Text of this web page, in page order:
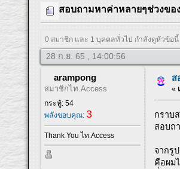
สอบถามหาค่าหลายๆช่วงขอ
0 สมาชิก และ 1 บุคคลทั่วไป กำลังดูหัวข้อนี้
28 ก.ย. 65 , 14:00:56
arampong
สมาชิกไท.Access
กระทู้: 54
พลังขอบคุณ: 3
Thank You ไท.Access
ส
«
กราบ
สอบถ
จากรู
คือผม